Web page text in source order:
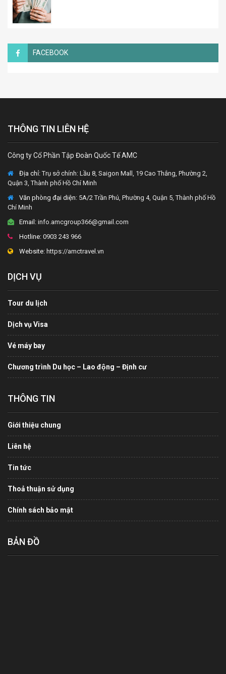
FACEBOOK
THÔNG TIN LIÊN HỆ
Công ty Cổ Phần Tập Đoàn Quốc Tế AMC
Địa chỉ:Trụ sở chính: Lầu 8, Saigon Mall, 19 Cao Thắng, Phường 2,
Quận 3, Thành phố Hồ Chí Minh
Văn phòng đại diện: 5A/2 Trần Phú, Phường 4, Quận 5, Thành phố Hồ
Chí Minh
Email: info.amcgroup366@gmail.com
Hotline: 0903 243 966
Website: https://amctravel.vn
DỊCH VỤ
Tour du lịch
Dịch vụ Visa
Vé máy bay
Chương trình Du học – Lao động – Định cư
THÔNG TIN
Giới thiệu chung
Liên hệ
Tin tức
Thoả thuận sử dụng
Chính sách bảo mật
BẢN ĐỒ